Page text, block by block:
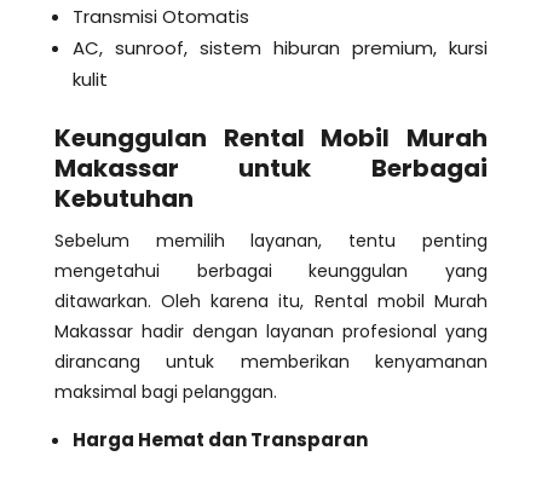
Transmisi Otomatis
AC, sunroof, sistem hiburan premium, kursi
kulit
Keunggulan Rental Mobil Murah
Makassar untuk Berbagai
Kebutuhan
Sebelum memilih layanan, tentu penting
mengetahui berbagai keunggulan yang
ditawarkan. Oleh karena itu, Rental mobil Murah
Makassar hadir dengan layanan profesional yang
dirancang untuk memberikan kenyamanan
maksimal bagi pelanggan.
Harga Hemat dan Transparan